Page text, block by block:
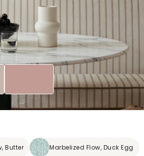
Butter Marbelized Flow, Duck Egg